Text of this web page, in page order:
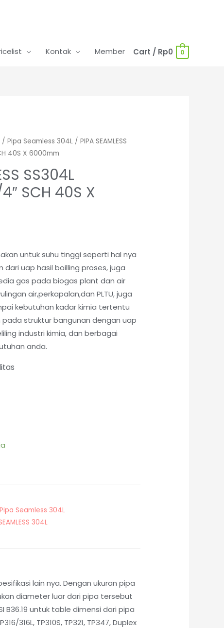
Kontak Member Cart / Rp0 0
/ Pipa Seamless 304L / PIPA SEAMLESS
40S X 6000mm
SS304L
SCH 40S X
untuk suhu tinggi seperti hal nya
uap hasil boilling proses, juga
gas pada biogas plant dan air
air,perkapalan,dan PLTU, juga
kebutuhan kadar kimia tertentu
struktur bangunan dengan uap
industri kimia, dan berbagai
anda.
Pipa Seamless 304L
304L
lain nya. Dengan ukuran pipa
diameter luar dari pipa tersebut
B36.19 untuk table dimensi dari pipa
316L, TP310S, TP321, TP347, Duplex